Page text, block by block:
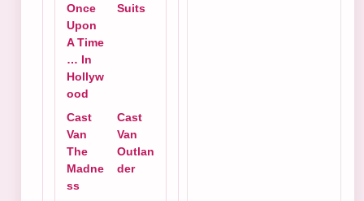
Once
Upon
A Time
… In
Hollyw
ood
Suits
Cast
Van
The
Madne
ss
Cast
Van
Outlan
der